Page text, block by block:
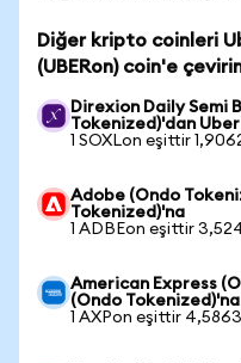
Diğer kripto coinleri
(UBERon) coin'e
Direxion Daily Semi
Tokenized)'dan
1 SOXLon eşittir
Adobe (Ondo
Tokenized)'na
1 ADBEon eşittir
American Express
(Ondo Tokenized)'na
1 AXPon eşittir